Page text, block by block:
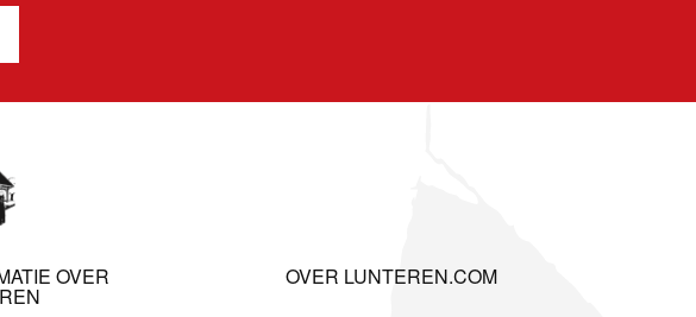
OVER OVER LUNTEREN.COM